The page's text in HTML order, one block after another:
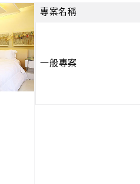
專案名稱
一般專案